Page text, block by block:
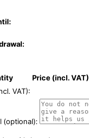
Price (incl. VAT)
VAT):
(optional):